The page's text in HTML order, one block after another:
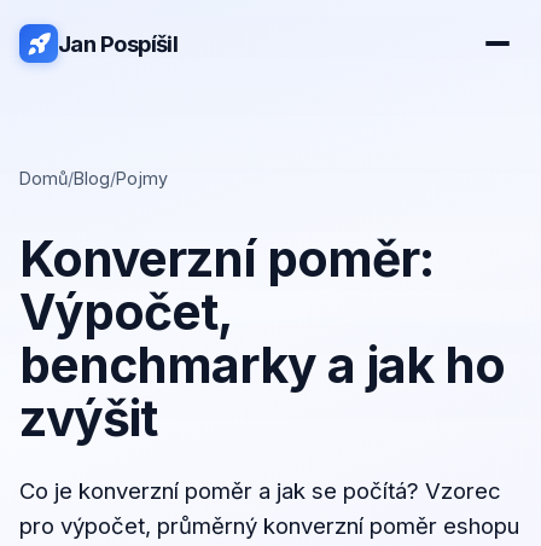
Jan Pospíšil
Domů/Blog/Pojmy
Konverzní poměr:
Výpočet,
benchmarky a jak ho
zvýšit
Co je konverzní poměr a jak se počítá? Vzorec
pro výpočet, průměrný konverzní poměr eshopu